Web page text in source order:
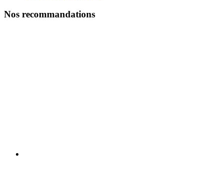
Nos recommandations